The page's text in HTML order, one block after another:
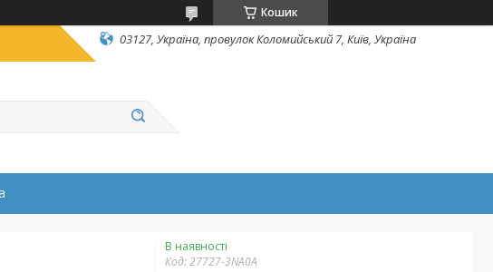
Кошик
03127, Україна, провулок Коломийський 7, Київ, Україна
В наявності
Код:27727-3NA0A